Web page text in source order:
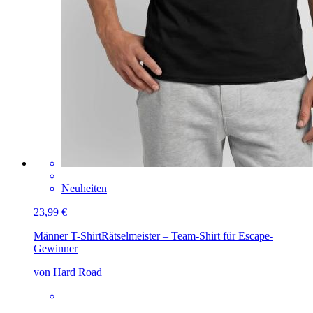
Neuheiten
23,99 €
Männer T-ShirtRätselmeister – Team-Shirt für Escape-
Gewinner
von Hard Road